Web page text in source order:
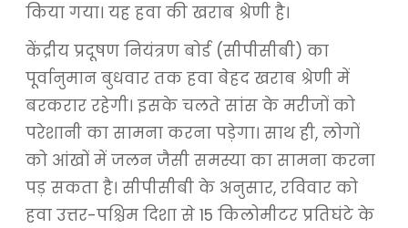
किया गया। यह हवा की खराब श्रेणी है।
केंद्रीय प्रदूषण नियंत्रण बोर्ड (सीपीसीबी) का
पूर्वानुमान बुधवार तक हवा बेहद खराब श्रेणी में
बरकरार रहेगी। इसके चलते सांस के मरीजों को
परेशानी का सामना करना पड़ेगा। साथ ही, लोगों
को आंखों में जलन जैसी समस्या का सामना करना
पड़ सकता है। सीपीसीबी के अनुसार, रविवार को
हवा उत्तर-पश्चिम दिशा से 15 किलोमीटर प्रतिघंटे के